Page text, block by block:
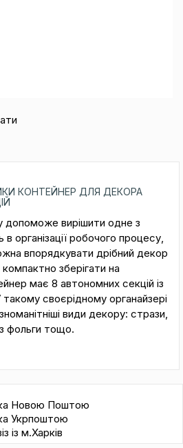
КОНТЕЙНЕР ДЛЯ ДЕКОРА
допоможе вирішити одне з
організації робочого процесу,
впорядкувати дрібний декор
зберігати на
має 8 автономних секцій із
своєрідному органайзері
види декору: стрази,
фольги тощо.
Новою Поштою
Укрпоштою
із м.Харків